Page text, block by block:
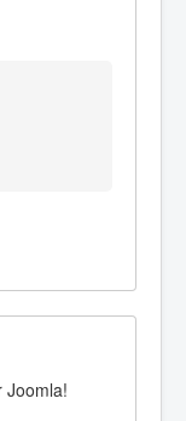
Joomla!